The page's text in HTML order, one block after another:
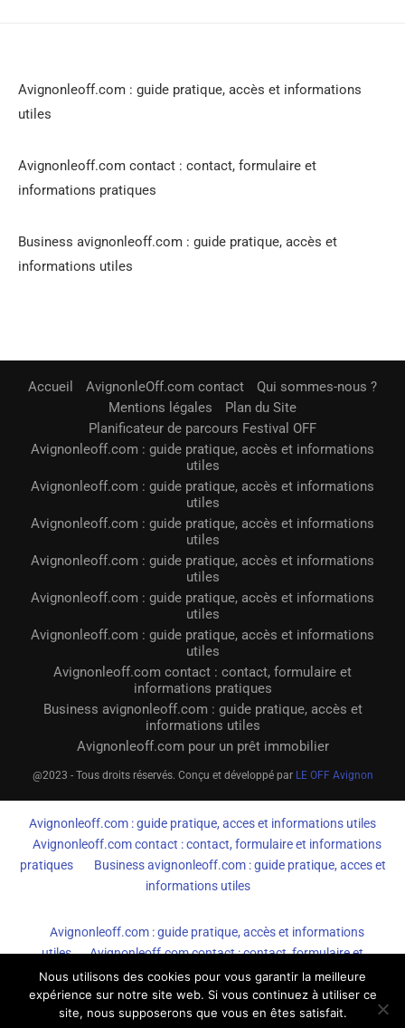
Avignonleoff.com : guide pratique, accès et informations
utiles
Avignonleoff.com contact : contact, formulaire et
informations pratiques
Business avignonleoff.com : guide pratique, accès et
informations utiles
Accueil AvignonleOff.com contact
Qui sommes-nous ?
Mentions légales
Plan du Site
Planificateur de parcours Festival OFF
Avignonleoff.com : guide pratique, accès et informations
utiles
Avignonleoff.com : guide pratique, accès et informations
utiles
Avignonleoff.com : guide pratique, accès et informations
utiles
Avignonleoff.com : guide pratique, accès et informations
utiles
Avignonleoff.com : guide pratique, accès et informations
utiles
Avignonleoff.com : guide pratique, accès et informations
utiles
Avignonleoff.com contact : contact, formulaire et
informations pratiques
Business avignonleoff.com : guide pratique, accès et
informations utiles
Avignonleoff.com pour un prêt immobilier
@2023 - Tous droits réservés. Conçu et développé par LE OFF Avignon
Avignonleoff.com : guide pratique, acces et informations utiles
Avignonleoff.com contact : contact, formulaire et informations
pratiques
Business avignonleoff.com : guide pratique, acces et
informations utiles
Avignonleoff.com : guide pratique, accès et informations
utiles
Avignonleoff.com contact : contact, formulaire et
informations pratiques
Business avignonleoff.com : guide
pratique, accès et informations utiles
Nous utilisons des cookies pour vous garantir la meilleure
expérience sur notre site web. Si vous continuez à utiliser ce
site, nous supposerons que vous en êtes satisfait.